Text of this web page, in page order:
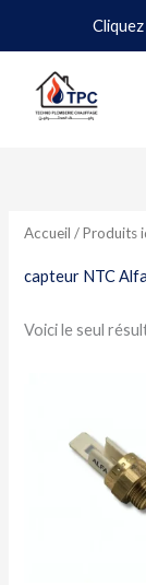
contenu
Accueil / Produits
capteur NTC Alfa
Voici le seul